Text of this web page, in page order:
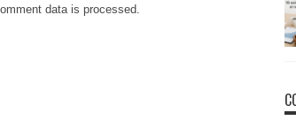
data is processed.